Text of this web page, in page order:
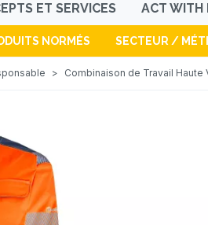
ET SERVICES ACT WITH
NORMÉS SECTEUR /
> Combinaison de Travail Haute